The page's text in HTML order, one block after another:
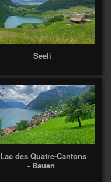
Seeli
Lac des Quatre-Cantons
- Bauen